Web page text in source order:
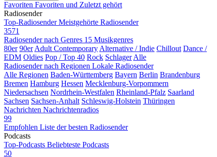
Favoriten Favoriten und Zuletzt gehört
Radiosender
Top-Radiosender Meistgehörte Radiosender
3571
Radiosender nach Genres 15 Musikgenres
80er 90er Adult Contemporary Alternative / Indie Chillout Dance /
EDM Oldies Pop / Top 40 Rock Schlager Alle
Radiosender nach Regionen Lokale Radiosender
Alle Regionen Baden-Württemberg Bayern Berlin Brandenburg
Bremen Hamburg Hessen Mecklenburg-Vorpommern
Niedersachsen Nordrhein-Westfalen Rheinland-Pfalz Saarland
Sachsen Sachsen-Anhalt Schleswig-Holstein Thüringen
Nachrichten Nachrichtenradios
99
Empfohlen Liste der besten Radiosender
Podcasts
Top-Podcasts Beliebteste Podcasts
50